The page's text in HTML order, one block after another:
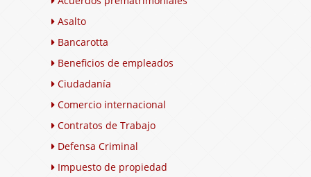
Asalto
Bancarotta
Beneficios de empleados
Ciudadanía
Comercio internacional
Contratos de Trabajo
Defensa Criminal
Impuesto de propiedad